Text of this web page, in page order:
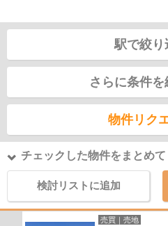
駅で絞り
さらに条件
物件リク
チェックした物件をまとめて
検討リストに追加
売買｜売地